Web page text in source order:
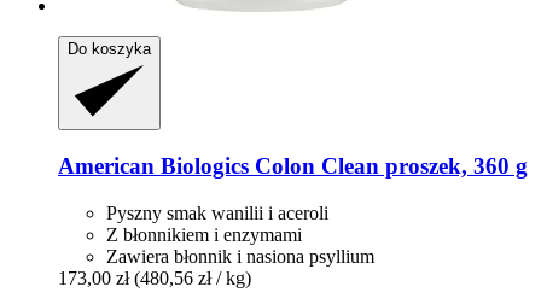
Do koszyka
American Biologics Colon Clean proszek, 360 g
Pyszny smak wanilii i aceroli
Z błonnikiem i enzymami
Zawiera błonnik i nasiona psyllium
173,00 zł (480,56 zł / kg)